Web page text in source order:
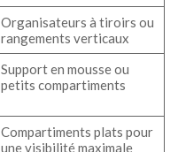
Organisateurs à tiroirs ou
rangements verticaux
Support en mousse ou
petits compartiments
Compartiments plats pour
une visibilité maximale